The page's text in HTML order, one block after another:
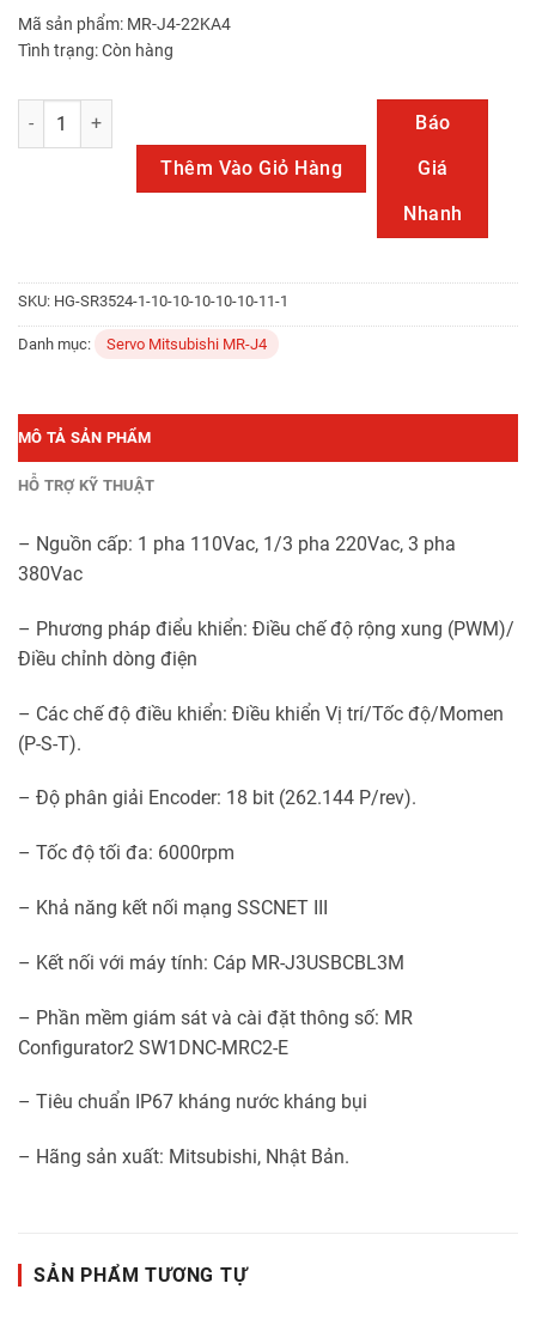
Mã sản phẩm: MR-J4-22KA4
Tình trạng: Còn hàng
MR-J4-22KA4 số lượng
Thêm Vào Giỏ Hàng
Báo
Giá
Nhanh
SKU: HG-SR3524-1-10-10-10-10-10-11-1
Danh mục: Servo Mitsubishi MR-J4
MÔ TẢ SẢN PHẨM
HỖ TRỢ KỸ THUẬT
– Nguồn cấp: 1 pha 110Vac, 1/3 pha 220Vac, 3 pha
380Vac
– Phương pháp điểu khiển: Điều chế độ rộng xung (PWM)/
Điều chỉnh dòng điện
– Các chế độ điều khiển: Điều khiển Vị trí/Tốc độ/Momen
(P-S-T).
– Độ phân giải Encoder: 18 bit (262.144 P/rev).
– Tốc độ tối đa: 6000rpm
– Khả năng kết nối mạng SSCNET III
– Kết nối với máy tính: Cáp MR-J3USBCBL3M
– Phần mềm giám sát và cài đặt thông số: MR
Configurator2 SW1DNC-MRC2-E
– Tiêu chuẩn IP67 kháng nước kháng bụi
– Hãng sản xuất: Mitsubishi, Nhật Bản.
SẢN PHẨM TƯƠNG TỰ